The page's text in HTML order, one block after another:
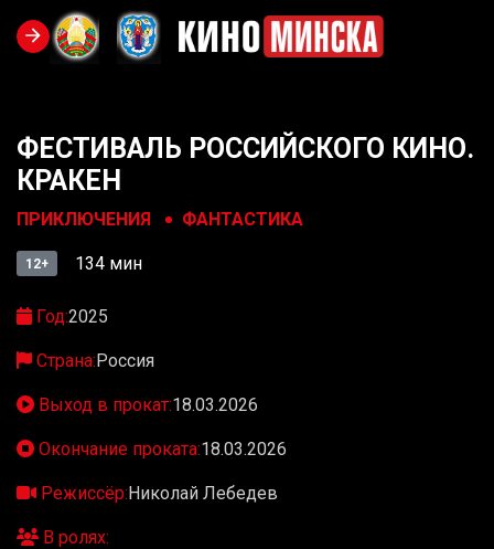
ФЕСТИВАЛЬ РОССИЙСКОГО КИНО.
КРАКЕН
ПРИКЛЮЧЕНИЯ ФАНТАСТИКА
12+ 134 мин
Год:2025
Страна:Россия
Выход в прокат:18.03.2026
Окончание проката:18.03.2026
Режиссёр:Николай Лебедев
В ролях: